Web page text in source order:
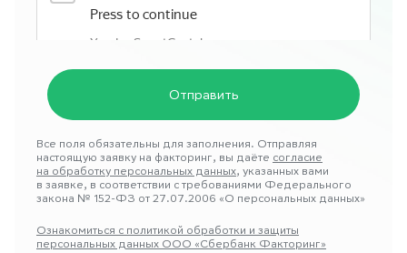
Все поля обязательны для заполнения. Отправляя
настоящую заявку на факторинг, вы даёте согласие
на обработку персональных данных, указанных вами
в заявке, в соответствии с требованиями Федерального
закона № 152-ФЗ от 27.07.2006 «О персональных данных»
Ознакомиться с политикой обработки и защиты
персональных данных ООО «Сбербанк Факторинг»